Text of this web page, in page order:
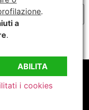
.
a
.
ABILITA
i cookies